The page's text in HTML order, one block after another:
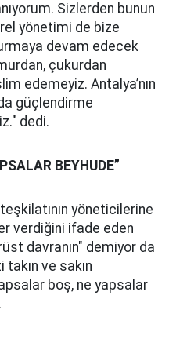
Sizlerden bunun
yönetimi de bize
devam edecek
çukurdan
edemeyiz. Antalya’nın
güçlendirme
dedi.
BEYHUDE”
yöneticilerine
verdiğini ifade eden
davranın" demiyor da
ve sakın
boş, ne yapsalar